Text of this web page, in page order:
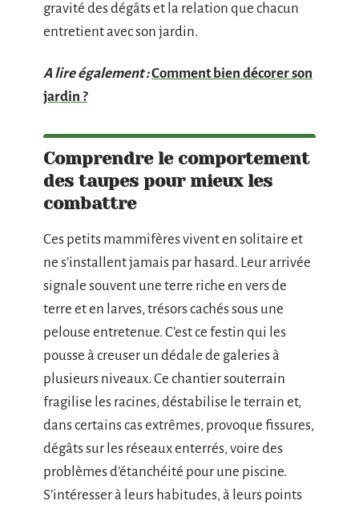
gravité des dégâts et la relation que chacun
entretient avec son jardin.
A lire également :Comment bien décorer son
jardin ?
Comprendre le comportement
des taupes pour mieux les
combattre
Ces petits mammifères vivent en solitaire et
ne s’installent jamais par hasard. Leur arrivée
signale souvent une terre riche en vers de
terre et en larves, trésors cachés sous une
pelouse entretenue. C’est ce festin qui les
pousse à creuser un dédale de galeries à
plusieurs niveaux. Ce chantier souterrain
fragilise les racines, déstabilise le terrain et,
dans certains cas extrêmes, provoque fissures,
dégâts sur les réseaux enterrés, voire des
problèmes d’étanchéité pour une piscine.
S’intéresser à leurs habitudes, à leurs points